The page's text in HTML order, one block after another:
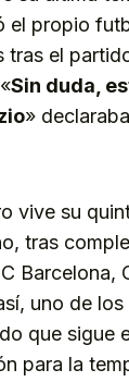
el propio
tras el
Sin duda,
»
vive su
tras
Barcelona,
uno de
que sigue
para la